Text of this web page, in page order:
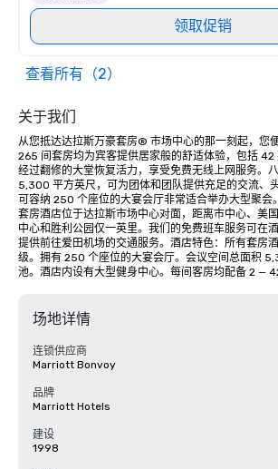
领取促销
查看所有（2）
关于我们
从您抵达达拉斯万豪套房® 市场中心的那一刻起，您
265 间套房均为宾客提供居家般的舒适体验，包括 42
经过翻修的大堂恢复活力，享受免费无线上网服务。
5,300 平方英尺，可为团体和团队提供充足的交流、
可容纳 250 个座位的大宴会厅非常适合举办大型聚会
套房酒店位于达拉斯市场中心对面，距离市中心、美
中心和胜利公园仅一英里。我们的免费班车服务可在
提供前往爱田机场的交通服务。酒店特色：所有套房
级。拥有 250 个座位的大宴会厅。会议空间总面积
池。酒店内设有大型健身中心。每间客房均配备 2 —
场地详情
连锁供应商
Marriott Bonvoy
品牌
Marriott Hotels
建设
1998